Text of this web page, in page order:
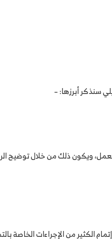
سنذكر أبرزها: –
ويكون ذلك من خلال توضيح
الكثير من الإجراءات